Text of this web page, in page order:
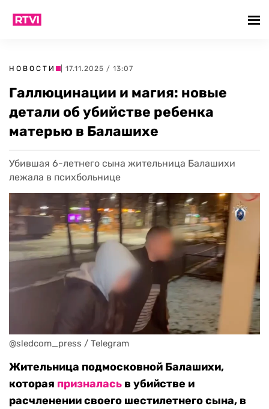
НОВОСТИ | 17.11.2025 / 13:07
Галлюцинации и магия: новые
детали об убийстве ребенка
матерью в Балашихе
Убившая 6-летнего сына жительница Балашихи
лежала в психбольнице
@sledcom_press / Telegram
Жительница подмосковной Балашихи,
которая призналась в убийстве и
расчленении своего шестилетнего сына, в